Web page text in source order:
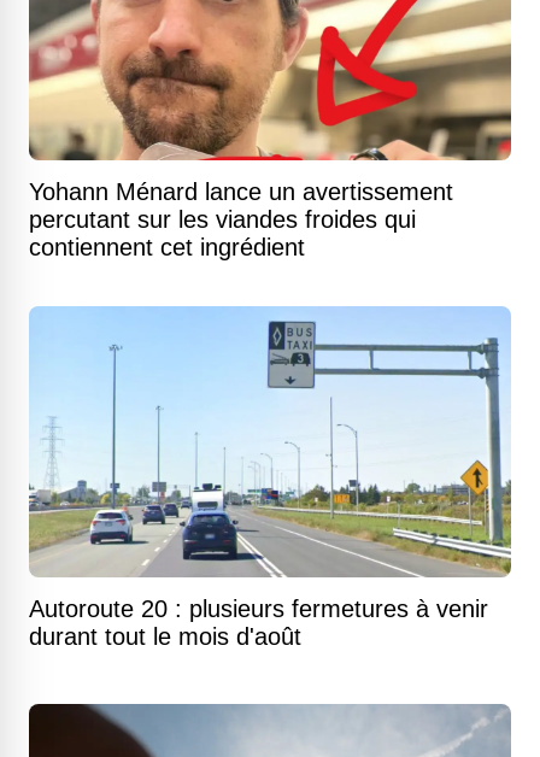
Yohann Ménard lance un avertissement
percutant sur les viandes froides qui
contiennent cet ingrédient
Autoroute 20 : plusieurs fermetures à venir
durant tout le mois d'août